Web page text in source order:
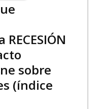
sobre
(índice